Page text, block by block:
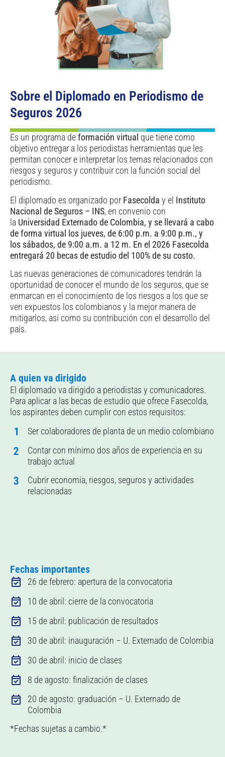
Sobre el Diplomado en Periodismo de
Seguros 2026
Es un programa deformación virtual que tiene como
objetivo entregar a los periodistas herramientas que les
permitan conocer e interpretar los temas relacionados con
riesgos y seguros y contribuir con la función social del
periodismo.
El diplomado es organizado por Fasecolda y el Instituto
Nacional de Seguros – INS, en convenio con
la Universidad Externado de Colombia, y se llevará a cabo
de forma virtual los jueves, de 6:00 p.m. a 9:00 p.m., y
los sábados, de 9:00 a.m. a 12 m. En el 2026 Fasecolda
entregará 20 becas de estudio del 100% de su costo.
Las nuevas generaciones de comunicadores tendrán la
oportunidad de conocer el mundo de los seguros, que se
enmarcan en el conocimiento de los riesgos a los que se
ven expuestos los colombianos y la mejor manera de
mitigarlos, así como su contribución con el desarrollo del
país.
A quien va dirigido
El diplomado va dirigido a periodistas y comunicadores.
Para aplicar a las becas de estudio que ofrece Fasecolda,
los aspirantes deben cumplir con estos requisitos:
Ser colaboradores de planta de un medio colombiano
Contar con mínimo dos años de experiencia en su
trabajo actual
Cubrir economía, riesgos, seguros y actividades
relacionadas
Fechas importantes
26 de febrero: apertura de la convocatoria
10 de abril: cierre de la convocatoria
15 de abril: publicación de resultados
30 de abril: inauguración – U. Externado de Colombia
30 de abril: inicio de clases
8 de agosto: finalización de clases
20 de agosto: graduación – U. Externado de
Colombia
*Fechas sujetas a cambio.*